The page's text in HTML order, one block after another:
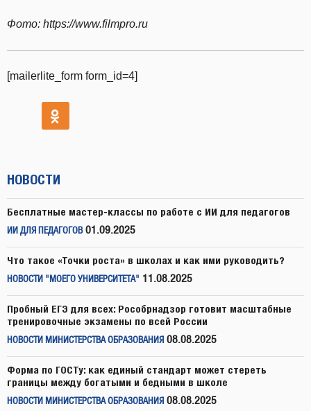
Фото: https://www.filmpro.ru
[mailerlite_form form_id=4]
НОВОСТИ
Бесплатные мастер-классы по работе с ИИ для педагогов
ИИ ДЛЯ ПЕДАГОГОВ 01.09.2025
Что такое «Точки роста» в школах и как ими руководить?
НОВОСТИ "МОЕГО УНИВЕРСИТЕТА" 11.08.2025
Пробный ЕГЭ для всех: Рособрнадзор готовит масштабные
тренировочные экзамены по всей России
НОВОСТИ МИНИСТЕРСТВА ОБРАЗОВАНИЯ 08.08.2025
Форма по ГОСТу: как единый стандарт может стереть
границы между богатыми и бедными в школе
НОВОСТИ МИНИСТЕРСТВА ОБРАЗОВАНИЯ 08.08.2025